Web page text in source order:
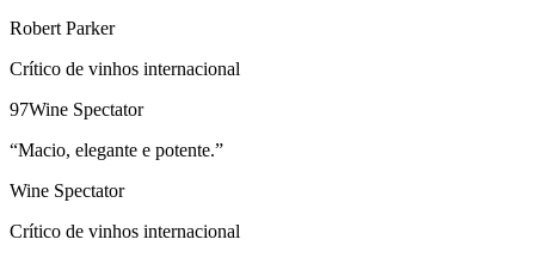
Robert Parker
Crítico de vinhos internacional
97Wine Spectator
“Macio, elegante e potente.”
Wine Spectator
Crítico de vinhos internacional